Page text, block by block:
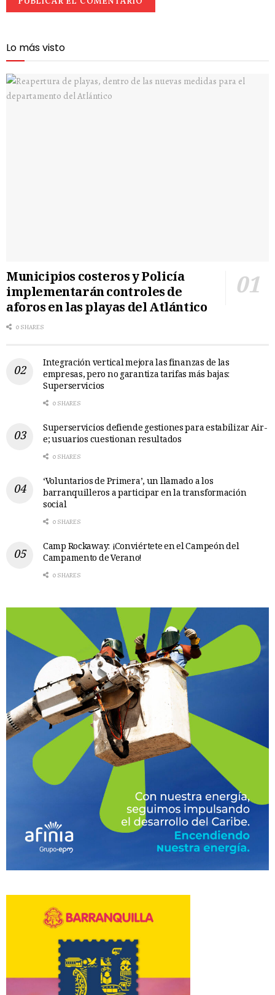
Lo más visto
Municipios costeros y Policía
implementarán controles de
aforos en las playas del Atlántico
0 SHARES
Integración vertical mejora las finanzas de las
empresas, pero no garantiza tarifas más bajas:
Superservicios
0 SHARES
Superservicios defiende gestiones para estabilizar Air-
e; usuarios cuestionan resultados
0 SHARES
‘Voluntarios de Primera’, un llamado a los
barranquilleros a participar en la transformación
social
0 SHARES
Camp Rockaway: ¡Conviértete en el Campeón del
Campamento de Verano!
0 SHARES